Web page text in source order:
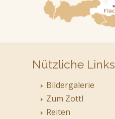
Nützliche Links
Bildergalerie
Zum Zottl
Reiten